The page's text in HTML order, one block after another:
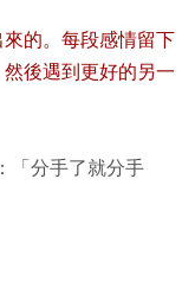
的。每段感情留下
後遇到更好的另一
「分手了就分手